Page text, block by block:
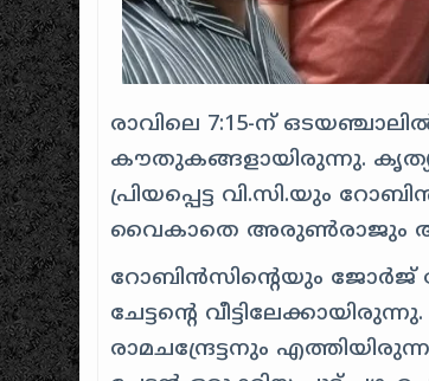
രാവിലെ 7:15-ന്
കൗതുകങ്ങളായിരുന്നു.
പ്രിയപ്പെട്ട വി.സി.യും
വൈകാതെ അരുൺരാജും ആ
റോബിൻസിന്റെയും ജോർജ്
ചേട്ടന്റെ
രാമചന്ദ്രേട്ടനും